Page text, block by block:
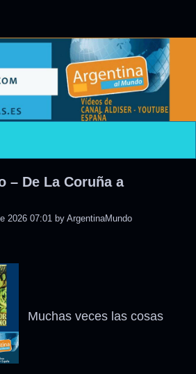
content
– De La Coruña a
2026 07:01 by ArgentinaMundo
Muchas veces las cosas